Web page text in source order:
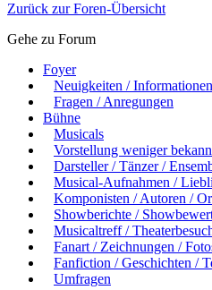
Zurück zur Foren-Übersicht
Gehe zu Forum
Foyer
Neuigkeiten / Informationen
Fragen / Anregungen
Bühne
Musicals
Vorstellung weniger
Darsteller / Tänzer /
Musical-Aufnahmen /
Komponisten / Autoren /
Showberichte /
Musicaltreff /
Fanart / Zeichnungen /
Fanfiction / Geschichten /
Umfragen